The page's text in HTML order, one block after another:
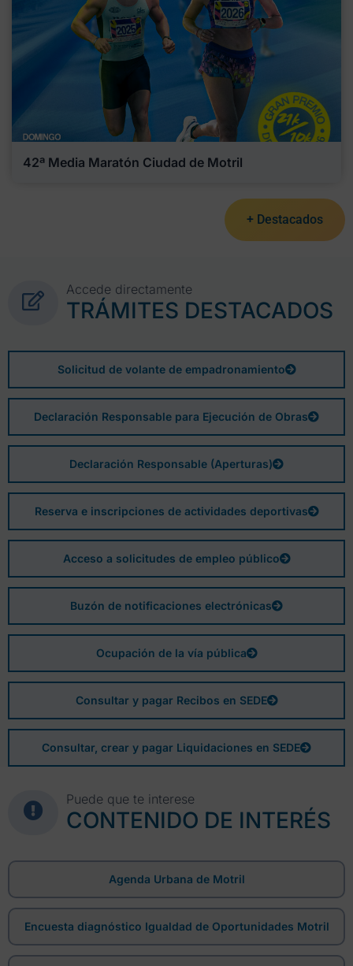
42ª Media Maratón Ciudad de Motril
+ Destacados
Accede directamente
TRÁMITES DESTACADOS
Solicitud de volante de empadronamiento
Declaración Responsable para Ejecución de Obras
Declaración Responsable (Aperturas)
Reserva e inscripciones de actividades deportivas
Acceso a solicitudes de empleo público
Buzón de notificaciones electrónicas
Ocupación de la vía pública
Consultar y pagar Recibos en SEDE
Consultar, crear y pagar Liquidaciones en SEDE
Puede que te interese
CONTENIDO DE INTERÉS
Agenda Urbana de Motril
Encuesta diagnóstico Igualdad de Oportunidades Motril